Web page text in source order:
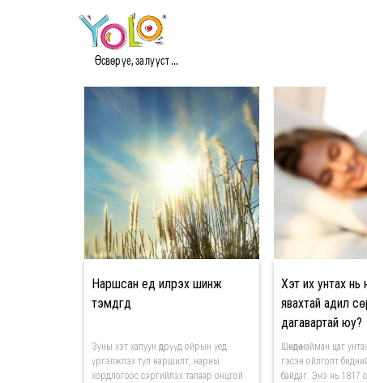
Өсвөр үе, залууст ...#ЭРҮҮЛ МЭДЭЭ
Наршсан үед илрэх шинж
тэмдгүүд
Зуны хэт халуун өдрүүд ойрын үед
үргэлжлэх тул наршилт, нарны
хордлогоос сэргийлэх талаар онцгой
Хэт их унтах нь
явахтай адил
дагавартай юу?
Шөнөдөө найман цаг
гэсэн ойлголт
байдаг. Энэ нь 1817